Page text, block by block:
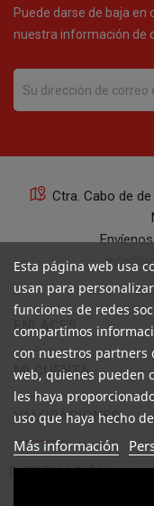
Puede darse de baja en
nuestra información de
Ctra. Cabo de
+34
ENLACES
MI CUENTA
VALORACIONES
INFORMACIÓN
Esta página web usa
usan para
funciones de redes
compartimos
con nuestros partners
web, quienes pueden
les haya
uso que haya hecho
Más información